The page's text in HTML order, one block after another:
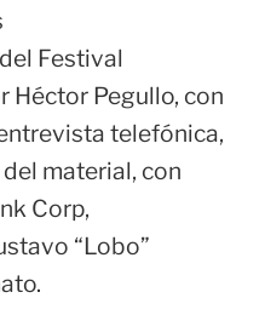
Festival
Héctor Pegullo, con
telefónica,
material, con
Corp,
“Lobo”